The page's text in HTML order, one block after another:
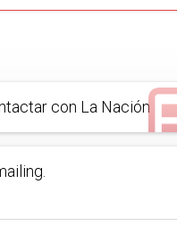
con La Nación